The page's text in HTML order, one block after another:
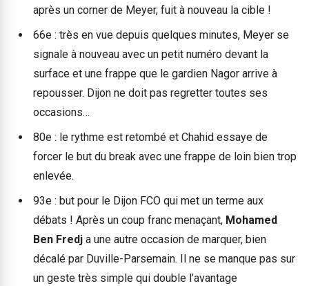
après un corner de Meyer, fuit à nouveau la cible !
66e : très en vue depuis quelques minutes, Meyer se
signale à nouveau avec un petit numéro devant la
surface et une frappe que le gardien Nagor arrive à
repousser. Dijon ne doit pas regretter toutes ses
occasions…
80e : le rythme est retombé et Chahid essaye de
forcer le but du break avec une frappe de loin bien trop
enlevée.
93e : but pour le Dijon FCO qui met un terme aux
débats ! Après un coup franc menaçant, Mohamed
Ben Fredj a une autre occasion de marquer, bien
décalé par Duville-Parsemain. Il ne se manque pas sur
un geste très simple qui double l’avantage